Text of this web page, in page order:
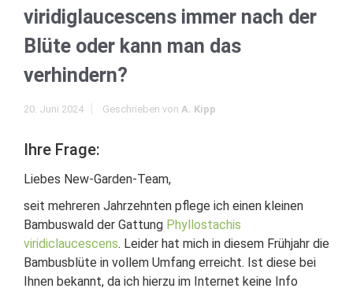
viridiglaucescens immer nach der
Blüte oder kann man das
verhindern?
20. Juni 2024 Geschrieben von A. Kipp
Ihre Frage:
Liebes New-Garden-Team,
seit mehreren Jahrzehnten pflege ich einen kleinen
Bambuswald der Gattung Phyllostachis
viridiclaucescens. Leider hat mich in diesem Frühjahr die
Bambusblüte in vollem Umfang erreicht. Ist diese bei
Ihnen bekannt, da ich hierzu im Internet keine Info